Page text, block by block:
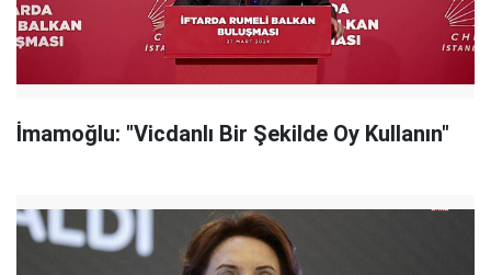
İmamoğlu: "Vicdanlı Bir Şekilde Oy Kullanın"